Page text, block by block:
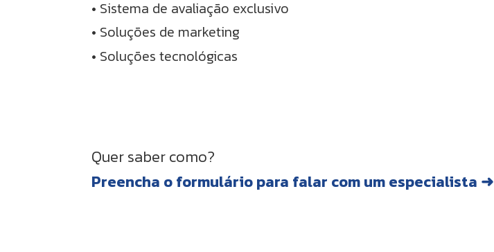
• Sistema de avaliação exclusivo
• Soluções de marketing
• Soluções tecnológicas
Quer saber como?
Preencha o formulário para falar com um especialista ➜